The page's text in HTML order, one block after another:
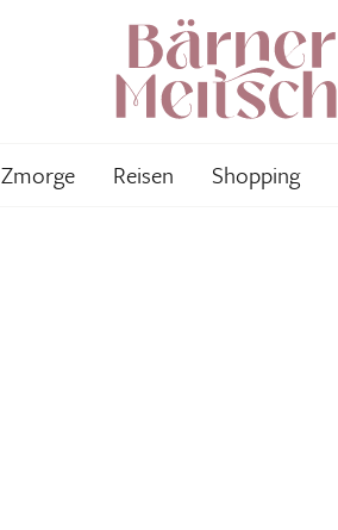
Zmorge Reisen Shopping